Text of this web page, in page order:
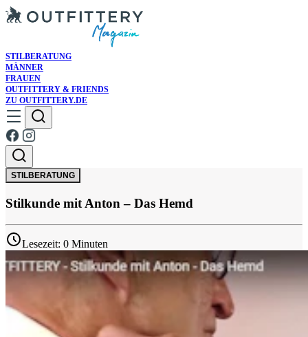
STILBERATUNG
MÄNNER
FRAUEN
OUTFITTERY & FRIENDS
ZU OUTFITTERY.DE
STILBERATUNG
Stilkunde mit Anton – Das Hemd
Lesezeit: 0 Minuten